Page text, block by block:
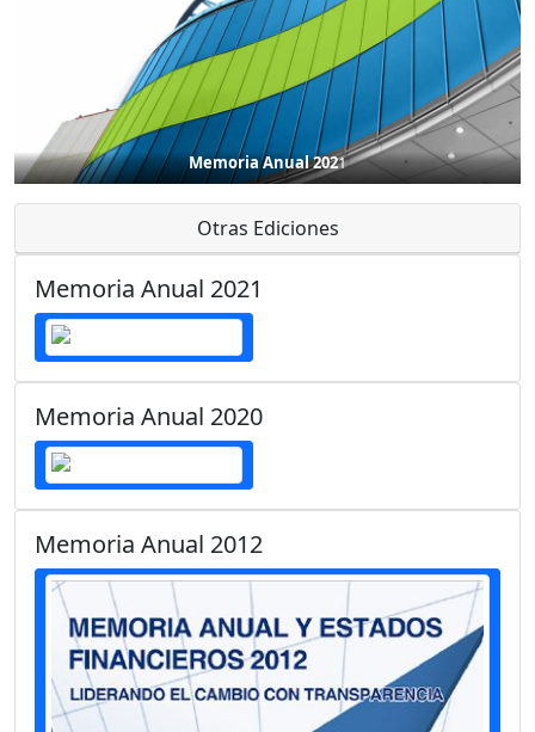
Memoria Anual 2021
Otras Ediciones
Memoria Anual 2021
Memoria Anual 2020
Memoria Anual 2012